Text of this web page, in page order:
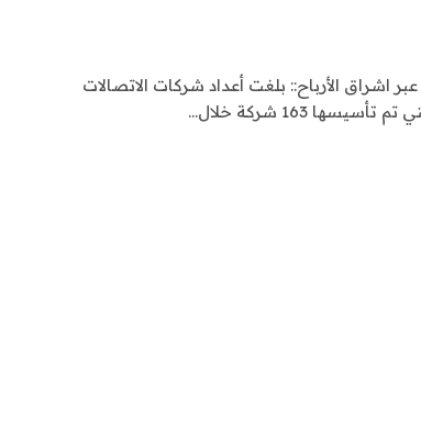
اشراق الأرباح:: بلغت أعداد شركات الاتصالات
163 شركة خلال…